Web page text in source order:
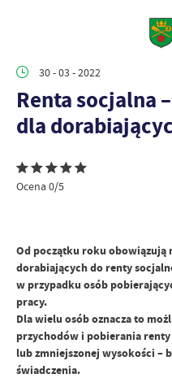
30 - 03 - 2022
Renta socjalna
dla
Ocena 0/5
Od początku roku obowiązują
dorabiających do renty
w przypadku osób
pracy.
Dla wielu osób oznacza to
przychodów i pobierania renty
lub zmniejszonej wysokości –
świadczenia.